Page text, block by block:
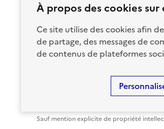
À propos des cookies sur
Ce site utilise des cookies afin
de partage, des messages de
de contenus de plateformes
RÉPUBLIQUE
FRANÇAISE
Accessibilité :
Sauf mention explicite de propriété